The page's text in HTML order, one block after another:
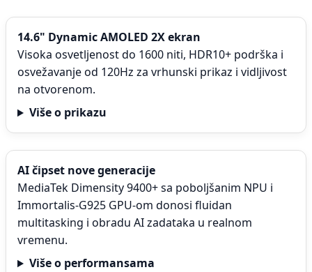
14.6" Dynamic AMOLED 2X ekran
Visoka osvetljenost do 1600 niti, HDR10+ podrška i
osvežavanje od 120Hz za vrhunski prikaz i vidljivost
na otvorenom.
Više o prikazu
AI čipset nove generacije
MediaTek Dimensity 9400+ sa poboljšanim NPU i
Immortalis-G925 GPU-om donosi fluidan
multitasking i obradu AI zadataka u realnom
vremenu.
Više o performansama